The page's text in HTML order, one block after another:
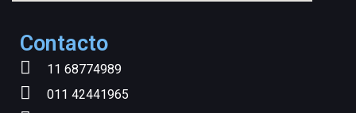
Contacto
11 68774989
011 42441965